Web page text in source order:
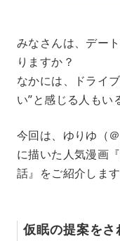
みなさんは、デー
りますか？
なかには、ドライ
い”と感じる人もい
今回は、ゆりゆ（
に描いた人気漫画
話』をご紹介します
仮眠の提案を